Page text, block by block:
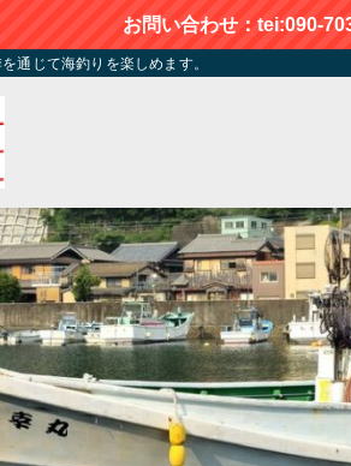
お問い合わせ：tei:090-
通じて海釣りを楽しめます。